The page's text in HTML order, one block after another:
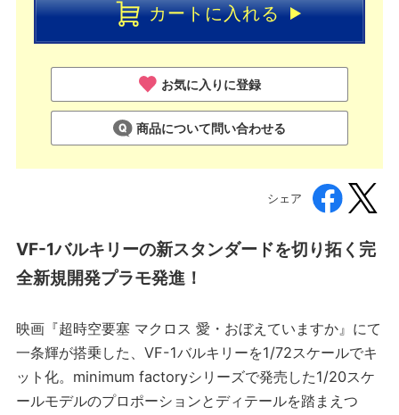
カートに入れる
お気に入りに登録
商品について問い合わせる
シェア
VF-1バルキリーの新スタンダードを切り拓く完
全新規開発プラモ発進！
映画『超時空要塞 マクロス 愛・おぼえていますか』にて
一条輝が搭乗した、VF-1バルキリーを1/72スケールでキ
ット化。minimum factoryシリーズで発売した1/20スケ
ールモデルのプロポーションとディテールを踏まえつ